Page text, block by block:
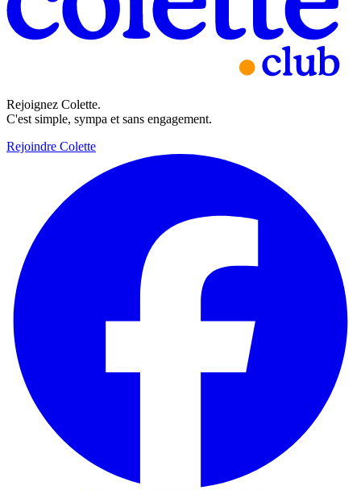
Rejoignez Colette.
C'est simple, sympa et sans engagement.
Rejoindre Colette